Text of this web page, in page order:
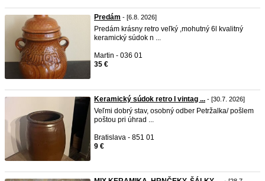
Predám - [6.8. 2026]
Predám krásny retro veľký ,mohutný 6l kvalitný
keramický súdok n ...
Martin - 036 01
35 €
Keramický súdok retro I vintag ... - [30.7. 2026]
Veľmi dobrý stav, osobný odber Petržalka/ pošlem
poštou pri úhrad ...
Bratislava - 851 01
9 €